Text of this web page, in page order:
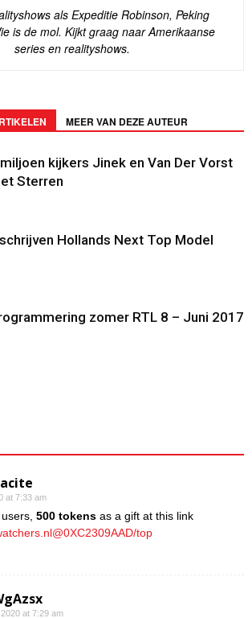
als Expeditie Robinson, Peking
is de mol. Kijkt graag naar Amerikaanse
series en realityshows.
MEER VAN DEZE AUTEUR
kijkers Jinek en Van Der Vorst
Sterren
Hollands Next Top Model
zomer RTL 8 – Juni 2017
at 7:33 am
500 tokens as a gift at this link
top
at 7:29 am